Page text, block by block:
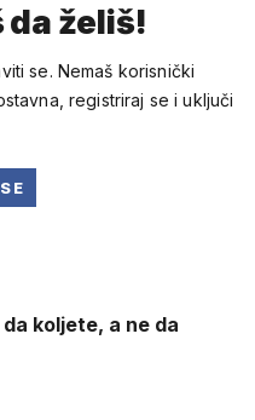
da želiš!
se. Nemaš korisnički
registriraj se i uključi
koljete, a ne da